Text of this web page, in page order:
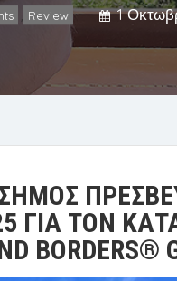
, Review 1
ΓΙΑ ΤΟΝ
BORDERS®